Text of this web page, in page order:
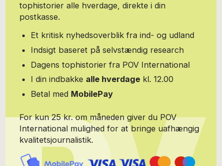
tro” (2019), begge Gyldendal og “Med rank ryg - om tro og
moderskab” (2021), Bibelselskabet. Kontakt via
www.charlotteroerth.dk Foto: Marie Hald
tophistorier alle hverdage, direkte i din
postkasse.
Et kritisk nyhedsoverblik fra ind- og udland
Indsigt baseret på selvstændig research
Dagens tophistorier fra POV International
I din indbakke alle hverdage kl. 12.00
Betal med MobilePay
For kun 25 kr. om måneden giver du POV
International mulighed for at bringe uafhængig
kvalitetsjournalistik.